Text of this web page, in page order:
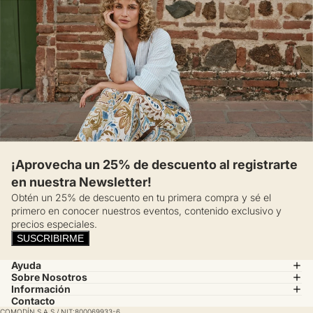
¡Aprovecha un 25% de descuento al registrarte
en nuestra Newsletter!
Obtén un 25% de descuento en tu primera compra y sé el
primero en conocer nuestros eventos, contenido exclusivo y
precios especiales.
SUSCRIBIRME
Ayuda
Sobre Nosotros
Información
Contacto